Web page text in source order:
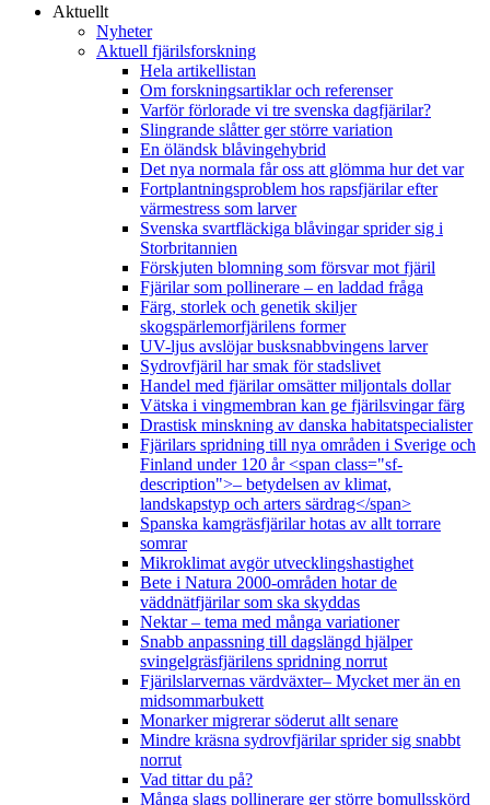
Aktuellt
Nyheter
Aktuell fjärilsforskning
Hela artikellistan
Om forskningsartiklar och referenser
Varför förlorade vi tre svenska dagfjärilar?
Slingrande slåtter ger större variation
En öländsk blåvingehybrid
Det nya normala får oss att glömma hur det var
Fortplantningsproblem hos rapsfjärilar efter
värmestress som larver
Svenska svartfläckiga blåvingar sprider sig i
Storbritannien
Förskjuten blomning som försvar mot fjäril
Fjärilar som pollinerare – en laddad fråga
Färg, storlek och genetik skiljer
skogspärlemorfjärilens former
UV-ljus avslöjar busksnabbvingens larver
Sydrovfjäril har smak för stadslivet
Handel med fjärilar omsätter miljontals dollar
Vätska i vingmembran kan ge fjärilsvingar färg
Drastisk minskning av danska habitatspecialister
Fjärilars spridning till nya områden i Sverige och
Finland under 120 år <span class="sf-
description">– betydelsen av klimat,
landskapstyp och arters särdrag</span>
Spanska kamgräsfjärilar hotas av allt torrare
somrar
Mikroklimat avgör utvecklingshastighet
Bete i Natura 2000-områden hotar de
väddnätfjärilar som ska skyddas
Nektar – tema med många variationer
Snabb anpassning till dagslängd hjälper
svingelgräsfjärilens spridning norrut
Fjärilslarvernas värdväxter– Mycket mer än en
midsommarbukett
Monarker migrerar söderut allt senare
Mindre kräsna sydrovfjärilar sprider sig snabbt
norrut
Vad tittar du på?
Många slags pollinerare ger större bomullsskörd